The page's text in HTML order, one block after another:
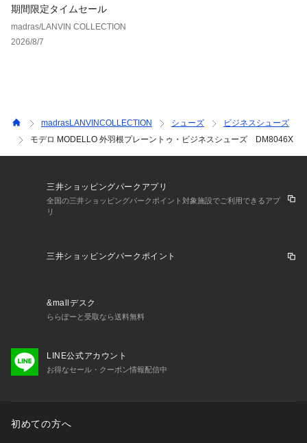
期間限定タイムセール
madras/LANVIN COLLECTION
2026/8/7
madrasLANVINCOLLECTION シューズ
ビジネスシューズ
モデロ MODELLO 外羽根プレーントゥ・ビジネスシューズ DM8046X
三井ショッピングパークアプリ
全国の三井ショッピングパークポイント対象施設でご利用できるアプ
リ
三井ショッピングパークポイント
&mallデスク
ららぽーと受取なら送料無料
LINE公式アカウント
お得なセール・クーポン情報配信中
初めての方へ